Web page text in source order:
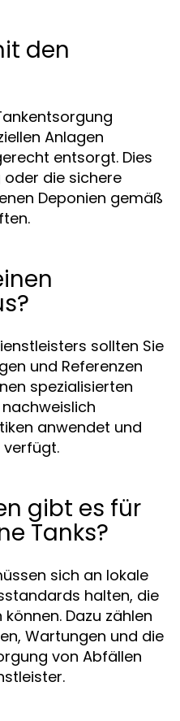
den
Anlagen
entsorgt. Dies
die sichere
Deponien gemäß
sollten Sie
und Referenzen
spezialisierten
anwendet und
verfügt.
gibt es für
Tanks?
sich an lokale
halten, die
Dazu zählen
Wartungen und die
von Abfällen